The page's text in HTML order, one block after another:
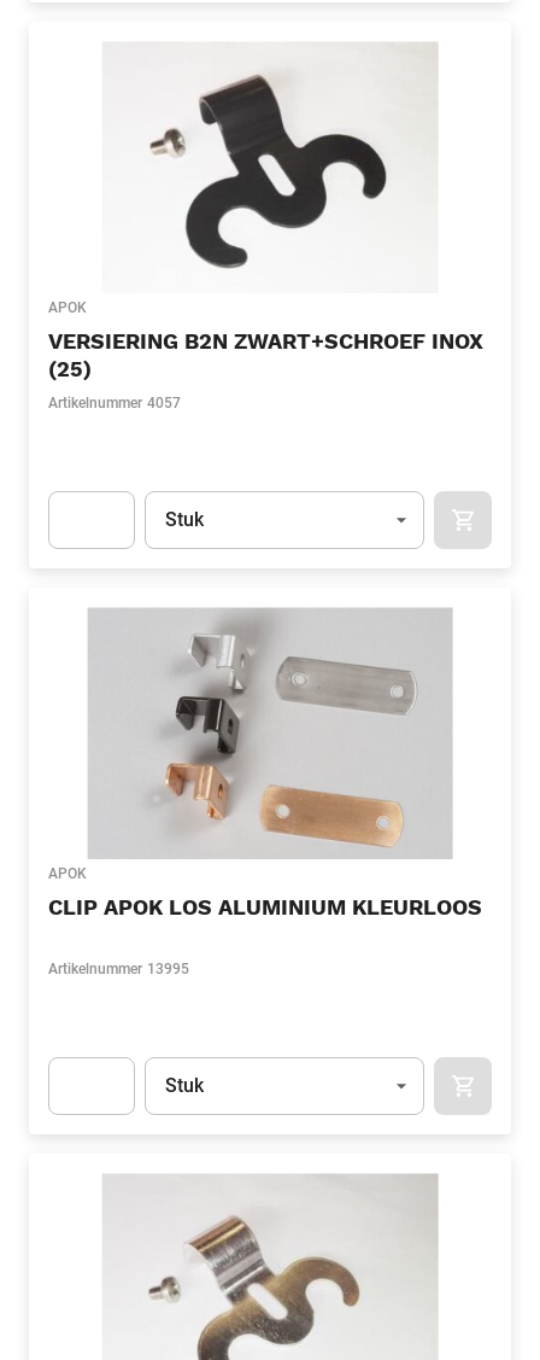
APOK
VERSIERING B2N ZWART+SCHROEF INOX
(25)
Artikelnummer 4057
Eenheid
Stuk
APOK
CLIP APOK LOS ALUMINIUM KLEURLOOS
Artikelnummer 13995
Eenheid
Stuk